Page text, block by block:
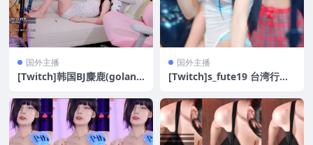
国外主播
[Twitch]韩国BJ麋鹿(golaniy
2.82G]
国外主播
[Twitch]s_fute19 台湾行活